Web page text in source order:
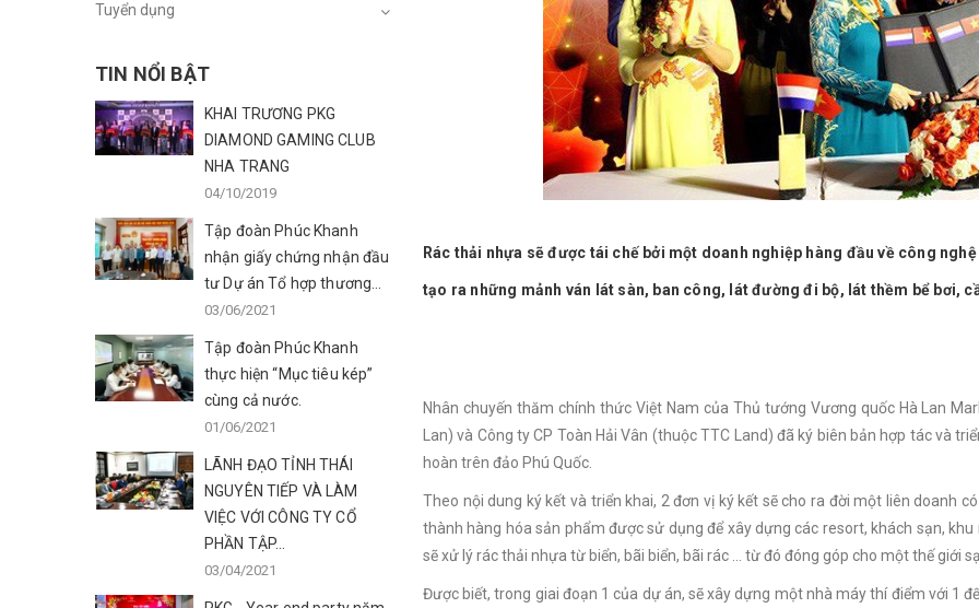
Rác thải nhựa sẽ được tái chế bởi một doanh nghiệp hàng đầu về công
tạo ra những mảnh ván lát sàn, ban công, lát đường đi bộ, lát thềm bể bơi,
Nhân chuyến thăm chính thức Việt Nam của Thủ tướng Vương quốc Hà Lan
Lan) và Công ty CP Toàn Hải Vân (thuộc TTC Land) đã ký biên bản hợp tác và
hoàn trên đảo Phú Quốc.
Theo nội dung ký kết và triển khai, 2 đơn vị ký kết sẽ cho ra đời một liên doanh
thành hàng hóa sản phẩm được sử dụng để xây dựng các resort, khách sạn,
sẽ xử lý rác thải nhựa từ biển, bãi biển, bãi rác … từ đó đóng góp cho một thế giới
Được biết, trong giai đoạn 1 của dự án, sẽ xây dựng một nhà máy thí điểm với 1
Tuyển dụng
TIN NỔI BẬT
KHAI TRƯƠNG PKG
DIAMOND GAMING CLUB
NHA TRANG
04/10/2019
Tập đoàn Phúc Khanh
nhận giấy chứng nhận đầu
tư Dự án Tổ hợp thương...
03/06/2021
Tập đoàn Phúc Khanh
thực hiện “Mục tiêu kép”
cùng cả nước.
01/06/2021
LÃNH ĐẠO TỈNH THÁI
NGUYÊN TIẾP VÀ LÀM
VIỆC VỚI CÔNG TY CỔ
PHẦN TẬP...
03/04/2021